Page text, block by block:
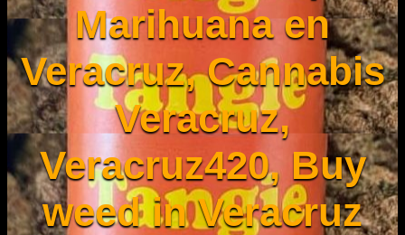
Marihuana en
Veracruz, Cannabis
Veracruz,
Veracruz420, Buy
weed in Veracruz